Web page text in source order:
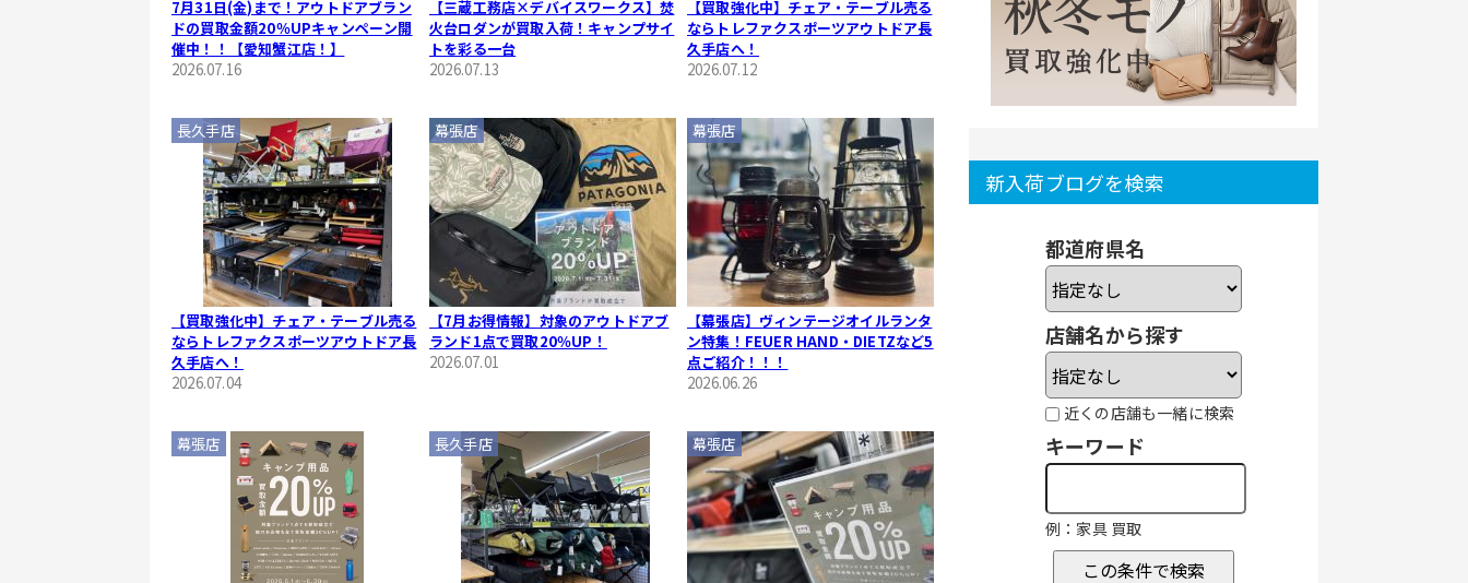
7月31日(金)まで！アウトドアブラン
ドの買取金額20％UPキャンペーン開
催中！！【愛知蟹江店！】
2026.07.16
【三蔵工務店×デバイスワークス】焚
火台ロダンが買取入荷！キャンプサイ
トを彩る一台
2026.07.13
【買取強化中】チェア・テーブル売る
ならトレファクスポーツアウトドア長
久手店へ！
2026.07.12
【買取強化中】チェア・テーブル売る
ならトレファクスポーツアウトドア長
久手店へ！
2026.07.04
長久手店
【7月お得情報】対象のアウトドアブ
ランド1点で買取20％UP！
2026.07.01
幕張店
【幕張店】ヴィンテージオイルランタ
ン特集！FEUER HAND・DIETZなど5
点ご紹介！！！
2026.06.26
幕張店
幕張店 長久手店 幕張店
新入荷ブログを検索
都道府県名
店舗名から探す
近くの店舗も一緒に検索
キーワード
例：家具 買取
この条件で検索